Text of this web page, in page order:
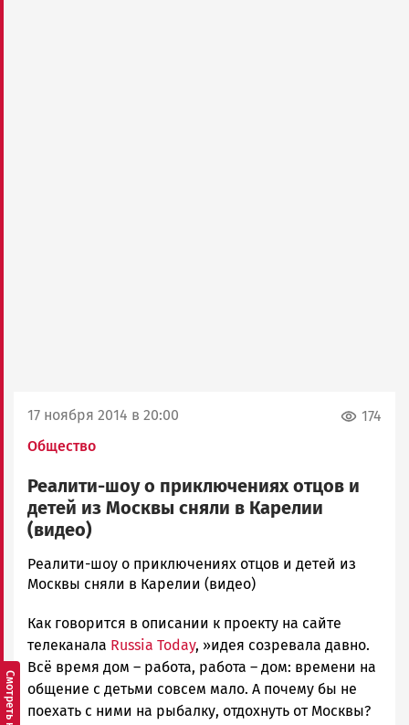
17 ноября 2014 в 20:00
Общество
174
Реалити-шоу о приключениях отцов и
детей из Москвы сняли в Карелии
(видео)
admintimur
Новости
и
Карелии
|
Петрозаводск
ГОВОРИТ
Реалити-шоу о приключениях отцов и детей из
Москвы сняли в Карелии (видео)
Как говорится в описании к проекту на сайте
телеканала Russia Today, »идея созревала давно.
Всё время дом – работа, работа – дом: времени на
общение с детьми совсем мало. А почему бы не
поехать с ними на рыбалку, отдохнуть от Москвы?